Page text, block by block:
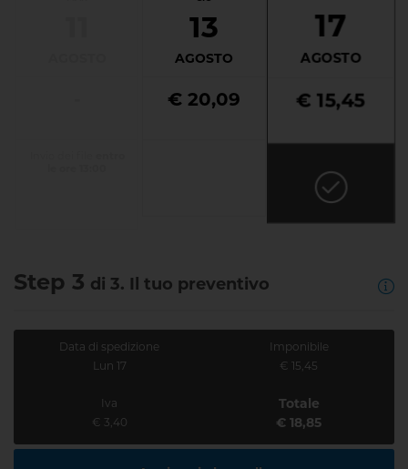
13
AGOSTO
€ 20,09
17
AGOSTO
€ 15,45
Step 3 di 3. Il tuo preventivo
Data di spedizione
Lun 17
Imponibile
€ 15,45
Iva
€ 3,40
Totale
€ 18,85